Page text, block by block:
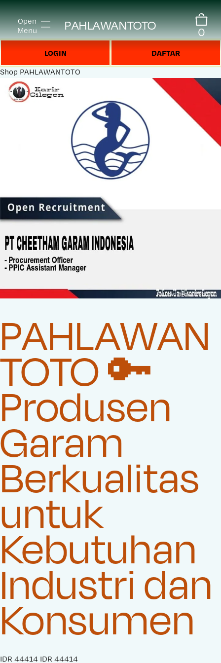
Open
Menu
PAHLAWANTOTO 0
LOGIN DAFTAR
Shop PAHLAWANTOTO
PAHLAWAN
TOTO 🔑
Produsen
Garam
Berkualitas
untuk
Kebutuhan
Industri dan
Konsumen
S
IDR 44414 O
IDR 44414